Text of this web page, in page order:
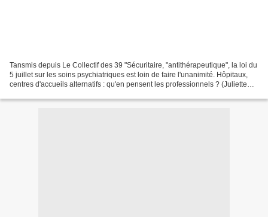
Tansmis depuis Le Collectif des 39 "Sécuritaire, "antithérapeutique", la loi du
5 juillet sur les soins psychiatriques est loin de faire l'unanimité. Hôpitaux,
centres d'accueils alternatifs : qu'en pensent les professionnels ? (Juliette